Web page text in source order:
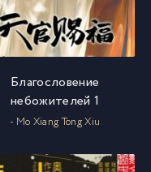
Благословение
небожителей 1
- Mo Xiang Tong Xiu